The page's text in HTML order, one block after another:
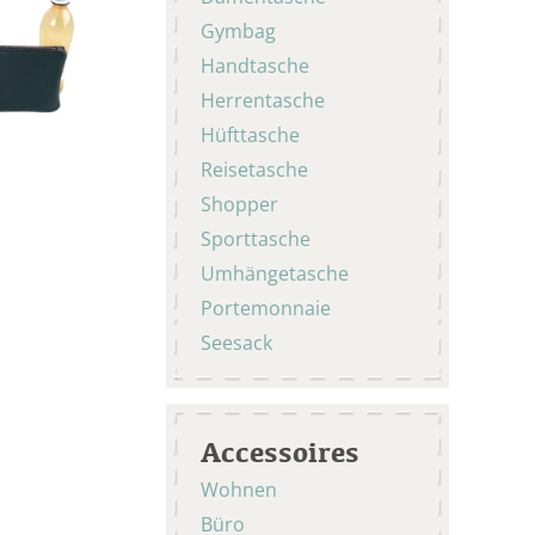
Gymbag
Handtasche
Herrentasche
Hüfttasche
Reisetasche
Shopper
Sporttasche
Umhängetasche
Portemonnaie
Seesack
Accessoires
Wohnen
Büro